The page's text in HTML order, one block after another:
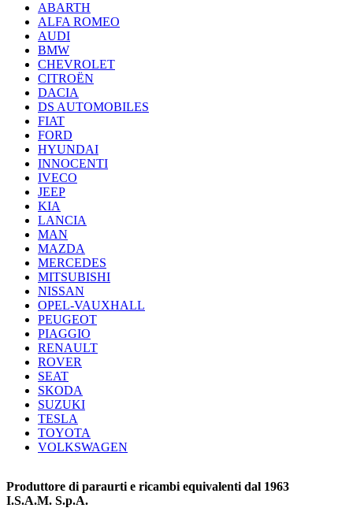
ABARTH
ALFA ROMEO
AUDI
BMW
CHEVROLET
CITROËN
DACIA
DS AUTOMOBILES
FIAT
FORD
HYUNDAI
INNOCENTI
IVECO
JEEP
KIA
LANCIA
MAN
MAZDA
MERCEDES
MITSUBISHI
NISSAN
OPEL-VAUXHALL
PEUGEOT
PIAGGIO
RENAULT
ROVER
SEAT
SKODA
SUZUKI
TESLA
TOYOTA
VOLKSWAGEN
Produttore di paraurti e ricambi equivalenti dal 1963
I.S.A.M. S.p.A.